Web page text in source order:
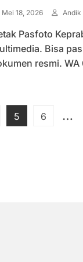
Mei 18, 2026
Pasfoto
Bisa
resmi.
Paginasi
Page
5 Page
6 …